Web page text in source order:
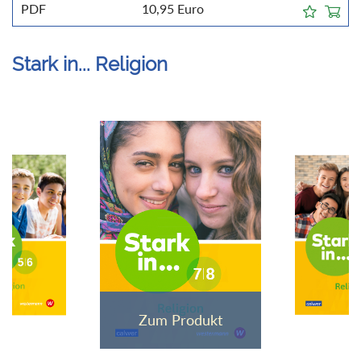
PDF 10,95 Euro
Stark in... Religion